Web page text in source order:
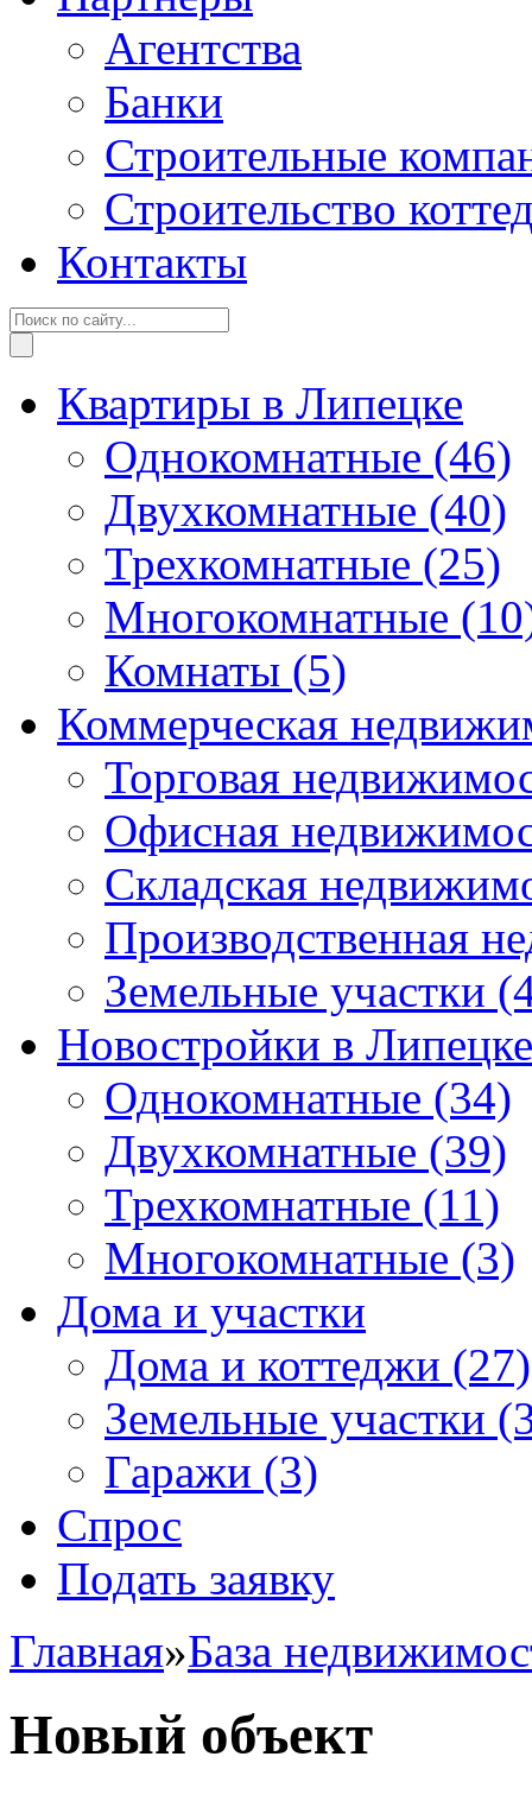
Агентства
Банки
Строительные
Строительство
Контакты
Квартиры в Липецке
Однокомнатные (46)
Двухкомнатные (40)
Трехкомнатные (25)
Многокомнатные
Комнаты (5)
Коммерческая
Торговая
Офисная
Складская
Производственная
Земельные участки
Новостройки в Липецке
Однокомнатные (34)
Двухкомнатные (39)
Трехкомнатные (11)
Многокомнатные (3)
Дома и участки
Дома и коттеджи (27)
Земельные участки
Гаражи (3)
Спрос
Подать заявку
Главная»База
Новый объект